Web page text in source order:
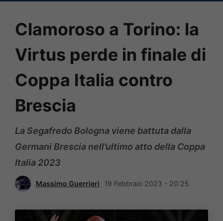
Clamoroso a Torino: la
Virtus perde in finale di
Coppa Italia contro
Brescia
La Segafredo Bologna viene battuta dalla
Germani Brescia nell’ultimo atto della Coppa
Italia 2023
Massimo Guerrieri 19 Febbraio 2023 - 20:25